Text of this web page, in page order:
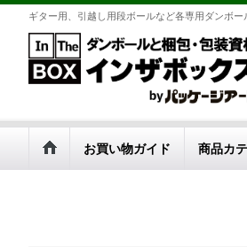
ギター用、引越し用段ボールなど各専用ダンボ
お買い物ガイド 商品カ